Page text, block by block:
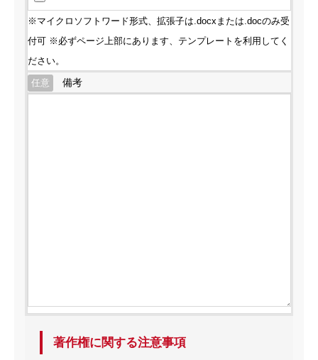
※マイクロソフトワード形式、拡張子は.docxまたは.docのみ受
付可 ※必ずページ上部にあります、テンプレートを利用してく
ださい。
任意 備考
著作権に関する注意事項